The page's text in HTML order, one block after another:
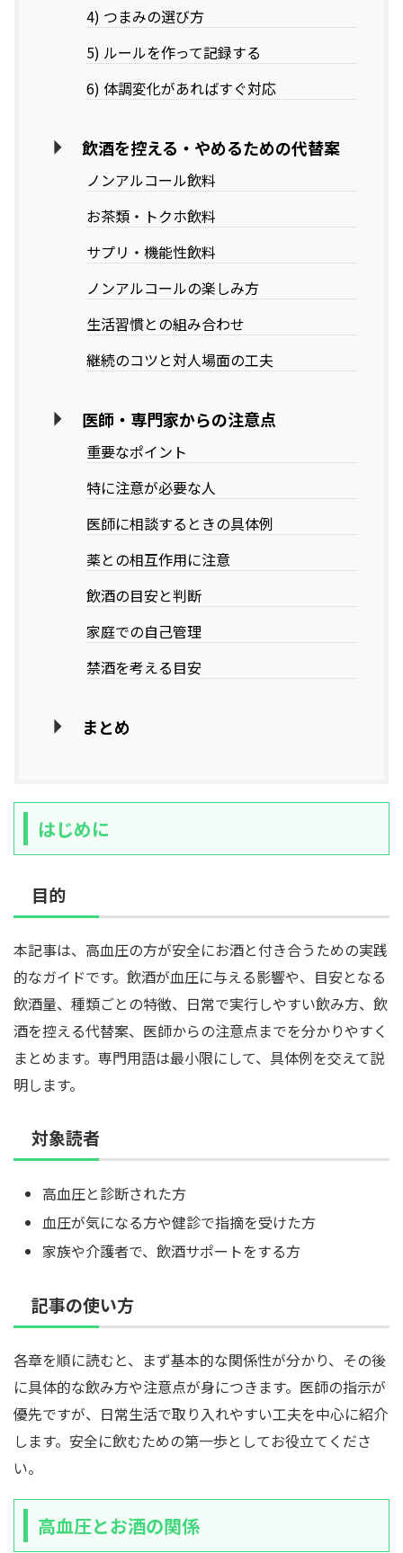
4) つまみの選び方
5) ルールを作って記録する
6) 体調変化があればすぐ対応
飲酒を控える・やめるための代替案
ノンアルコール飲料
お茶類・トクホ飲料
サプリ・機能性飲料
ノンアルコールの楽しみ方
生活習慣との組み合わせ
継続のコツと対人場面の工夫
医師・専門家からの注意点
重要なポイント
特に注意が必要な人
医師に相談するときの具体例
薬との相互作用に注意
飲酒の目安と判断
家庭での自己管理
禁酒を考える目安
まとめ
はじめに
目的
本記事は、高血圧の方が安全にお酒と付き合うための実践
的なガイドです。飲酒が血圧に与える影響や、目安となる
飲酒量、種類ごとの特徴、日常で実行しやすい飲み方、飲
酒を控える代替案、医師からの注意点までを分かりやすく
まとめます。専門用語は最小限にして、具体例を交えて説
明します。
対象読者
高血圧と診断された方
血圧が気になる方や健診で指摘を受けた方
家族や介護者で、飲酒サポートをする方
記事の使い方
各章を順に読むと、まず基本的な関係性が分かり、その後
に具体的な飲み方や注意点が身につきます。医師の指示が
優先ですが、日常生活で取り入れやすい工夫を中心に紹介
します。安全に飲むための第一歩としてお役立てくださ
い。
高血圧とお酒の関係